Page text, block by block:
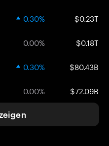
0.30% $0.23T
0.00% $0.18T
0.30% $80.43B
0.00% $72.09B